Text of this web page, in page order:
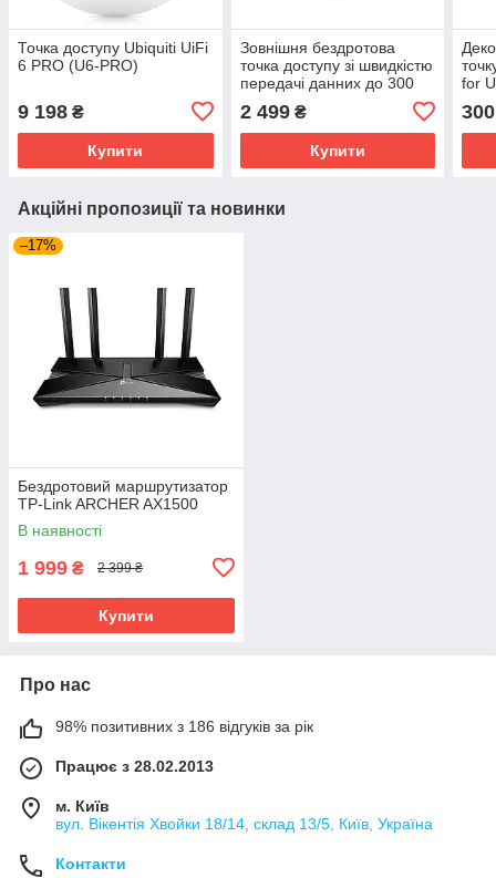
Точка доступу Ubiquiti UiFi
6 PRO (U6-PRO)
9 198 ₴
Купити
Зовнішня бездротова
точка доступу зі швидкістю
передачі данних до 300
Мбіт/с, CPE510 TP-LINK
2 499₴
Купити
for
300
Акційні пропозиції та новинки
–17%
Бездротовий маршрутизатор
TP-Link ARCHER AX1500
В наявності
1 999 ₴ 2 399 ₴
Купити
Про нас
98% позитивних з 186 відгуків за рік
Працює з 28.02.2013
м. Київ
вул. Вікентія Хвойки 18/14, склад 13/5, Київ, Україна
Контакти